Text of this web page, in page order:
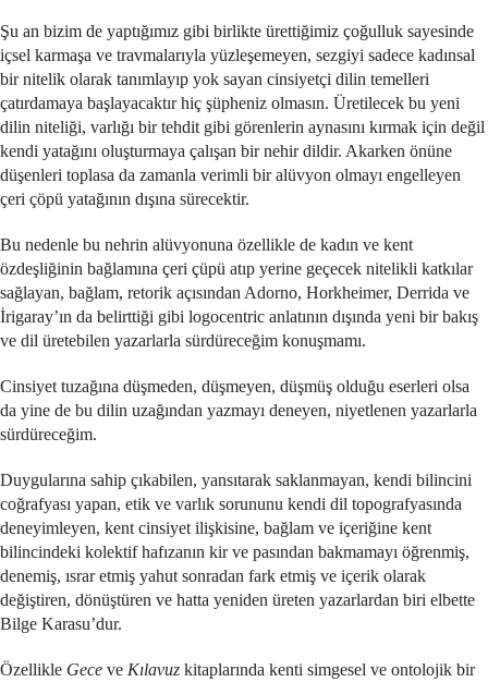
Şu an bizim de yaptığımız gibi birlikte ürettiğimiz çoğulluk sayesinde
içsel karmaşa ve travmalarıyla yüzleşemeyen, sezgiyi sadece kadınsal
bir nitelik olarak tanımlayıp yok sayan cinsiyetçi dilin temelleri
çatırdamaya başlayacaktır hiç şüpheniz olmasın. Üretilecek bu yeni
dilin niteliği, varlığı bir tehdit gibi görenlerin aynasını kırmak için değil
kendi yatağını oluşturmaya çalışan bir nehir dildir. Akarken önüne
düşenleri toplasa da zamanla verimli bir alüvyon olmayı engelleyen
çeri çöpü yatağının dışına sürecektir.
Bu nedenle bu nehrin alüvyonuna özellikle de kadın ve kent
özdeşliğinin bağlamına çeri çüpü atıp yerine geçecek nitelikli katkılar
sağlayan, bağlam, retorik açısından Adorno, Horkheimer, Derrida ve
İrigaray’ın da belirttiği gibi logocentric anlatının dışında yeni bir bakış
ve dil üretebilen yazarlarla sürdüreceğim konuşmamı.
Cinsiyet tuzağına düşmeden, düşmeyen, düşmüş olduğu eserleri olsa
da yine de bu dilin uzağından yazmayı deneyen, niyetlenen yazarlarla
sürdüreceğim.
Duygularına sahip çıkabilen, yansıtarak saklanmayan, kendi bilincini
coğrafyası yapan, etik ve varlık sorununu kendi dil topografyasında
deneyimleyen, kent cinsiyet ilişkisine, bağlam ve içeriğine kent
bilincindeki kolektif hafızanın kir ve pasından bakmamayı öğrenmiş,
denemiş, ısrar etmiş yahut sonradan fark etmiş ve içerik olarak
değiştiren, dönüştüren ve hatta yeniden üreten yazarlardan biri elbette
Bilge Karasu’dur.
Özellikle Gece ve Kılavuz kitaplarında kenti simgesel ve ontolojik bir